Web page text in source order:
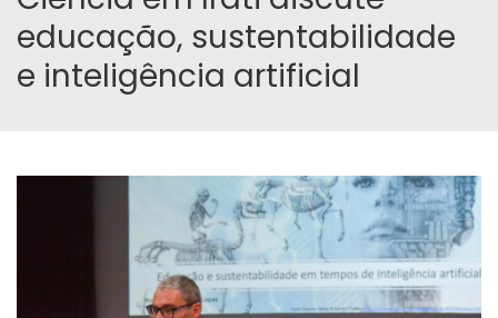
educação, sustentabilidade
e inteligência artificial